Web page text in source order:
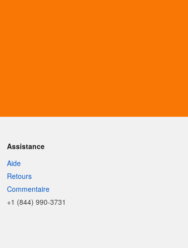
Assistance
Aide
Retours
Commentaire
+1 (844) 990-3731